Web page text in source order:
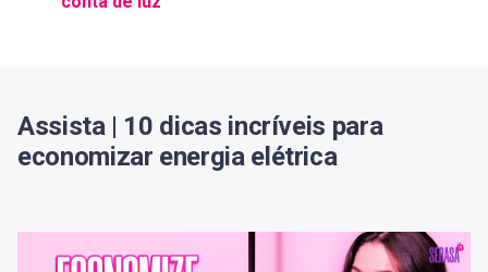
Assista | 10 dicas incríveis para
economizar energia elétrica